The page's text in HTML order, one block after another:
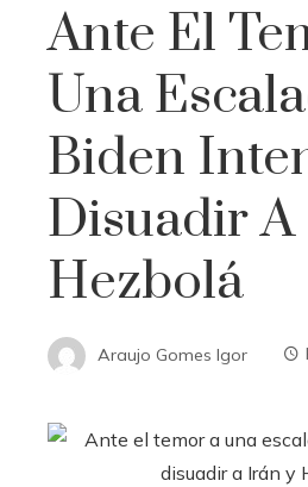
Ante El
Una
Biden
Disuadir
Hezbolá
Araujo Gomes Igor